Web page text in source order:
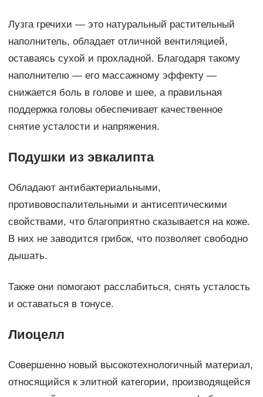
Лузга гречихи — это натуральный растительный
наполнитель, обладает отличной вентиляцией,
оставаясь сухой и прохладной. Благодаря такому
наполнителю — его массажному эффекту —
снижается боль в голове и шее, а правильная
поддержка головы обеспечивает качественное
снятие усталости и напряжения.
Подушки из эвкалипта
Обладают антибактериальными,
противовоспалительными и антисептическими
свойствами, что благоприятно сказывается на коже.
В них не заводится грибок, что позволяет свободно
дышать.
Также они помогают расслабиться, снять усталость
и оставаться в тонусе.
Лиоцелл
Совершенно новый высокотехнологичный материал,
относящийся к элитной категории, производящейся